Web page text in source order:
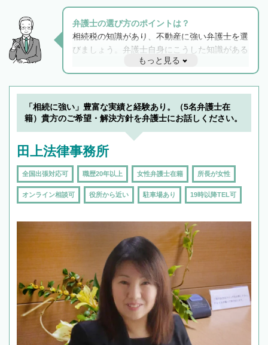
弁護士の選び方のポイントは？
相続税の知識があり、不動産に強い弁護士を選
びましょう。弁護士自身にこうした知識がある
と他士業との連携もスムーズに進み、トラブル
解決のみならず相続をトータルで任せることが
できます。また、相続は感情がからむ分野なの
でフィーリングも重要です。実際に電話や面談
で複数の弁護士と会話をしてウマが合う方に依
もっと見る
「相続に強い」豊富な実績と経験あり。（5名弁護士在
籍）貴方のご希望・解決方針を弁護士にお話しください。
田上法律事務所
全国出張対応可 職歴20年以上 女性弁護士在籍 所長が女性
オンライン相談可 役所から近い 駐車場あり 19時以降TEL可